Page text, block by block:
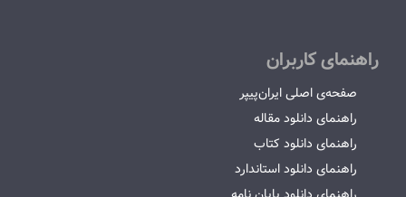
راهنمای کاربران
صفحه‌ی اصلی ایران‌پیپر
راهنمای دانلود مقاله
راهنمای دانلود کتاب
راهنمای دانلود استاندارد